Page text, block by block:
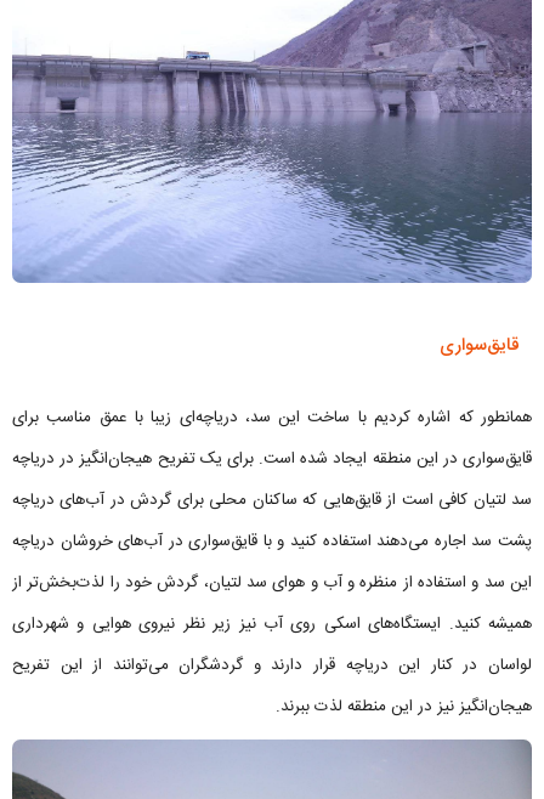
قایق‌سواری
همانطور که اشاره کردیم با ساخت این سد، دریاچه‌ای زیبا با عمق مناسب برای
قایق‌سواری در این منطقه ایجاد شده است. برای یک تفریح هیجان‌انگیز در دریاچه
سد لتیان کافی است از قایق‌هایی که ساکنان محلی برای گردش در آب‌های دریاچه
پشت سد اجاره می‌دهند استفاده کنید و با قایق‌سواری در آب‌های خروشان دریاچه
این سد و استفاده از منظره و آب و هوای سد لتیان، گردش خود را لذت‌بخش‌تر از
همیشه کنید. ایستگاه‌های اسکی روی آب نیز زیر نظر نیروی هوایی و شهرداری
لواسان در کنار این دریاچه قرار دارند و گردشگران می‌توانند از این تفریح
هیجان‌انگیز نیز در این منطقه لذت ببرند.